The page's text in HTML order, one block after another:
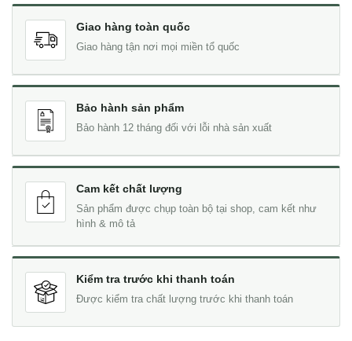
Giao hàng toàn quốc
Giao hàng tận nơi mọi miền tổ quốc
Bảo hành sản phẩm
Bảo hành 12 tháng đối với lỗi nhà sản xuất
Cam kết chất lượng
Sản phẩm được chụp toàn bộ tại shop, cam kết như
hình & mô tả
Kiểm tra trước khi thanh toán
Được kiểm tra chất lượng trước khi thanh toán